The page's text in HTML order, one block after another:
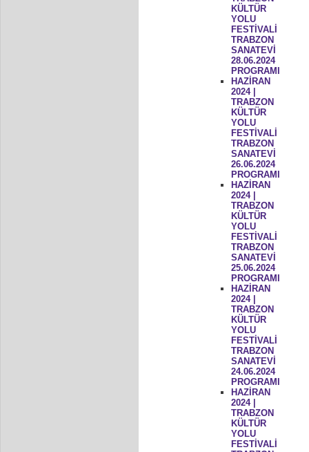
KÜLTÜR
YOLU
FESTİVALİ
TRABZON
SANATEVİ
28.06.2024
PROGRAMI
HAZİRAN
2024 |
TRABZON
KÜLTÜR
YOLU
FESTİVALİ
TRABZON
SANATEVİ
26.06.2024
PROGRAMI
HAZİRAN
2024 |
TRABZON
KÜLTÜR
YOLU
FESTİVALİ
TRABZON
SANATEVİ
25.06.2024
PROGRAMI
HAZİRAN
2024 |
TRABZON
KÜLTÜR
YOLU
FESTİVALİ
TRABZON
SANATEVİ
24.06.2024
PROGRAMI
HAZİRAN
2024 |
TRABZON
KÜLTÜR
YOLU
FESTİVALİ